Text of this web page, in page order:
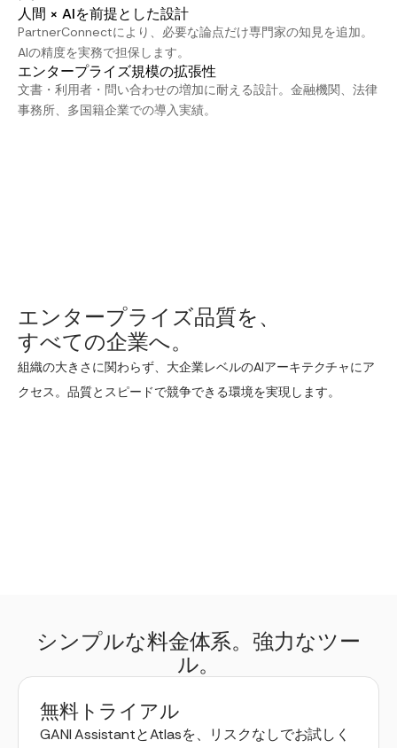
人間 × AIを前提とした設計
PartnerConnectにより、必要な論点だけ専門家の知見を追加。
AIの精度を実務で担保します。
エンタープライズ規模の拡張性
文書・利用者・問い合わせの増加に耐える設計。金融機関、法律
事務所、多国籍企業での導入実績。
エンタープライズ品質を、
すべての企業へ。
組織の大きさに関わらず、大企業レベルのAIアーキテクチャにア
クセス。品質とスピードで競争できる環境を実現します。
シンプルな料金体系。強力なツー
ル。
無料トライアル
GANI AssistantとAtlasを、リスクなしでお試しく